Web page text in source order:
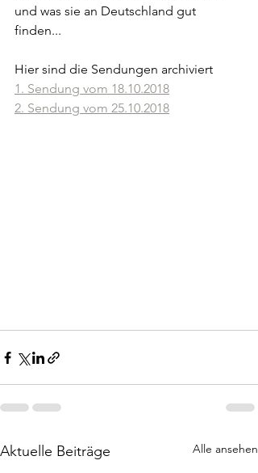
und was sie an Deutschland gut
finden...
Hier sind die Sendungen archiviert
1. Sendung vom 18.10.2018
2. Sendung vom 25.10.2018
Aktuelle Beiträge Alle ansehen